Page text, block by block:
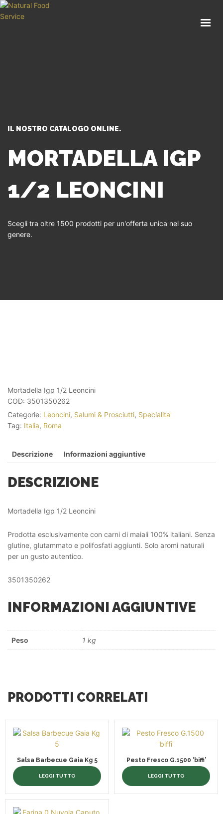
IL NOSTRO CATALOGO ONLINE.
MORTADELLA IGP
1/2 LEONCINI
Scegli tra oltre 1500 prodotti per un'offerta unica nel suo
genere.
Mortadella Igp 1/2 Leoncini
COD: 3501350262
Categorie: Leoncini, Salumi & Prosciutti, Specialita'
Tag: Italia, Roma
Descrizione Informazioni aggiuntive
DESCRIZIONE
Mortadella Igp 1/2 Leoncini
Prodotta esclusivamente con carni di maiali 100% italiani. Senza
glutine, glutammato e polifosfati aggiunti. Solo aromi naturali
per un gusto autentico.
3501350262
INFORMAZIONI AGGIUNTIVE
Peso 1 kg
PRODOTTI CORRELATI
Salsa Barbecue Gaia Kg 5
LEGGI TUTTO
Pesto Fresco G.1500 ‘biffi’
LEGGI TUTTO